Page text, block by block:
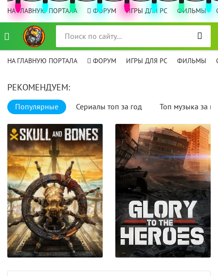
НА ГЛАВНУЮ ПОРТАЛА ФОРУМ ИГРЫ ДЛЯ PC ФИЛЬМЫ
НА ГЛАВНУЮ ПОРТАЛА ФОРУМ ИГРЫ ДЛЯ PC ФИЛЬМЫ
РЕКОМЕНДУЕМ:
Популярные Сериалы топ за год Топ музыка за